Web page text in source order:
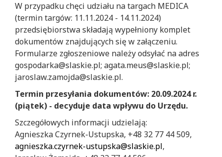
W przypadku chęci udziału na targach MEDICA
(termin targów: 11.11.2024 - 14.11.2024)
przedsiębiorstwa składają wypełniony komplet
dokumentów znajdujących się w załączeniu.
Formularze zgłoszeniowe należy odsyłać na adres
gospodarka@slaskie.pl; agata.meus@slaskie.pl;
jaroslaw.zamojda@slaskie.pl.
Termin przesyłania dokumentów: 20.09.2024 r.
(piątek) - decyduje data wpływu do Urzędu.
Szczegółowych informacji udzielają:
Agnieszka Czyrnek-Ustupska, +48 32 77 44 509,
agnieszka.czyrnek-ustupska@slaskie.pl,